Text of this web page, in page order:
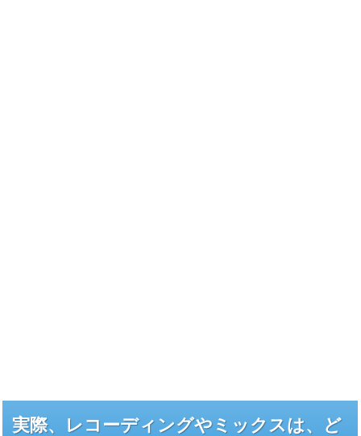
実際、レコーディングやミックスは、ど